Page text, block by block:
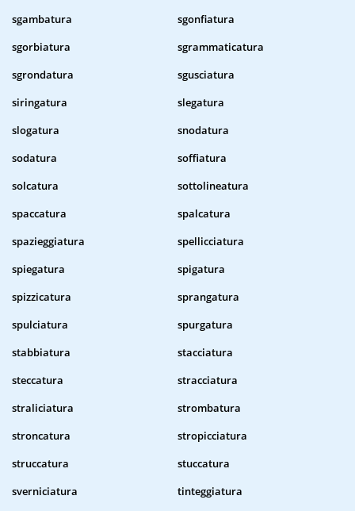
sgambatura
sgonfiatura
sgorbiatura
sgrammaticatura
sgrondatura
sgusciatura
siringatura
slegatura
slogatura
snodatura
sodatura
soffiatura
solcatura
sottolineatura
spaccatura
spalcatura
spazieggiatura
spellicciatura
spiegatura
spigatura
spizzicatura
sprangatura
spulciatura
spurgatura
stabbiatura
stacciatura
steccatura
stracciatura
straliciatura
strombatura
stroncatura
stropicciatura
struccatura
stuccatura
sverniciatura
tinteggiatura